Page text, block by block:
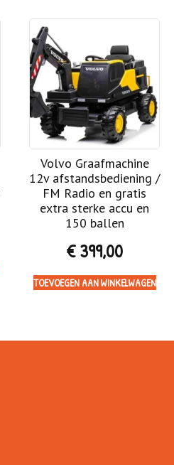
Volvo Graafmachine
12v afstandsbediening /
FM Radio en gratis
extra sterke accu en
150 ballen
€399,00
TOEVOEGEN AAN WINKELWAGEN